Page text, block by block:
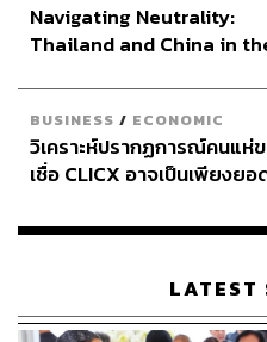
Navigating Neutrality:
Thailand and China in
BUSINESS / ECONOMIC
วิเคราะห์ปรากฏการณ์คนแห่
เชื่อ CLICX อาจเป็นเพียงยอ
เรือนไทยที่ถูกซุกไว้
LATEST